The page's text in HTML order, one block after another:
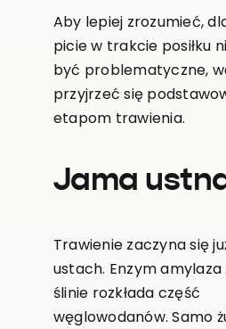
Aby lepiej zrozumieć,
picie w trakcie posiłku
być problematyczne,
przyjrzeć się
etapom trawienia.
Jama
Trawienie zaczyna się
ustach. Enzym
ślinie rozkłada część
węglowodanów. Samo